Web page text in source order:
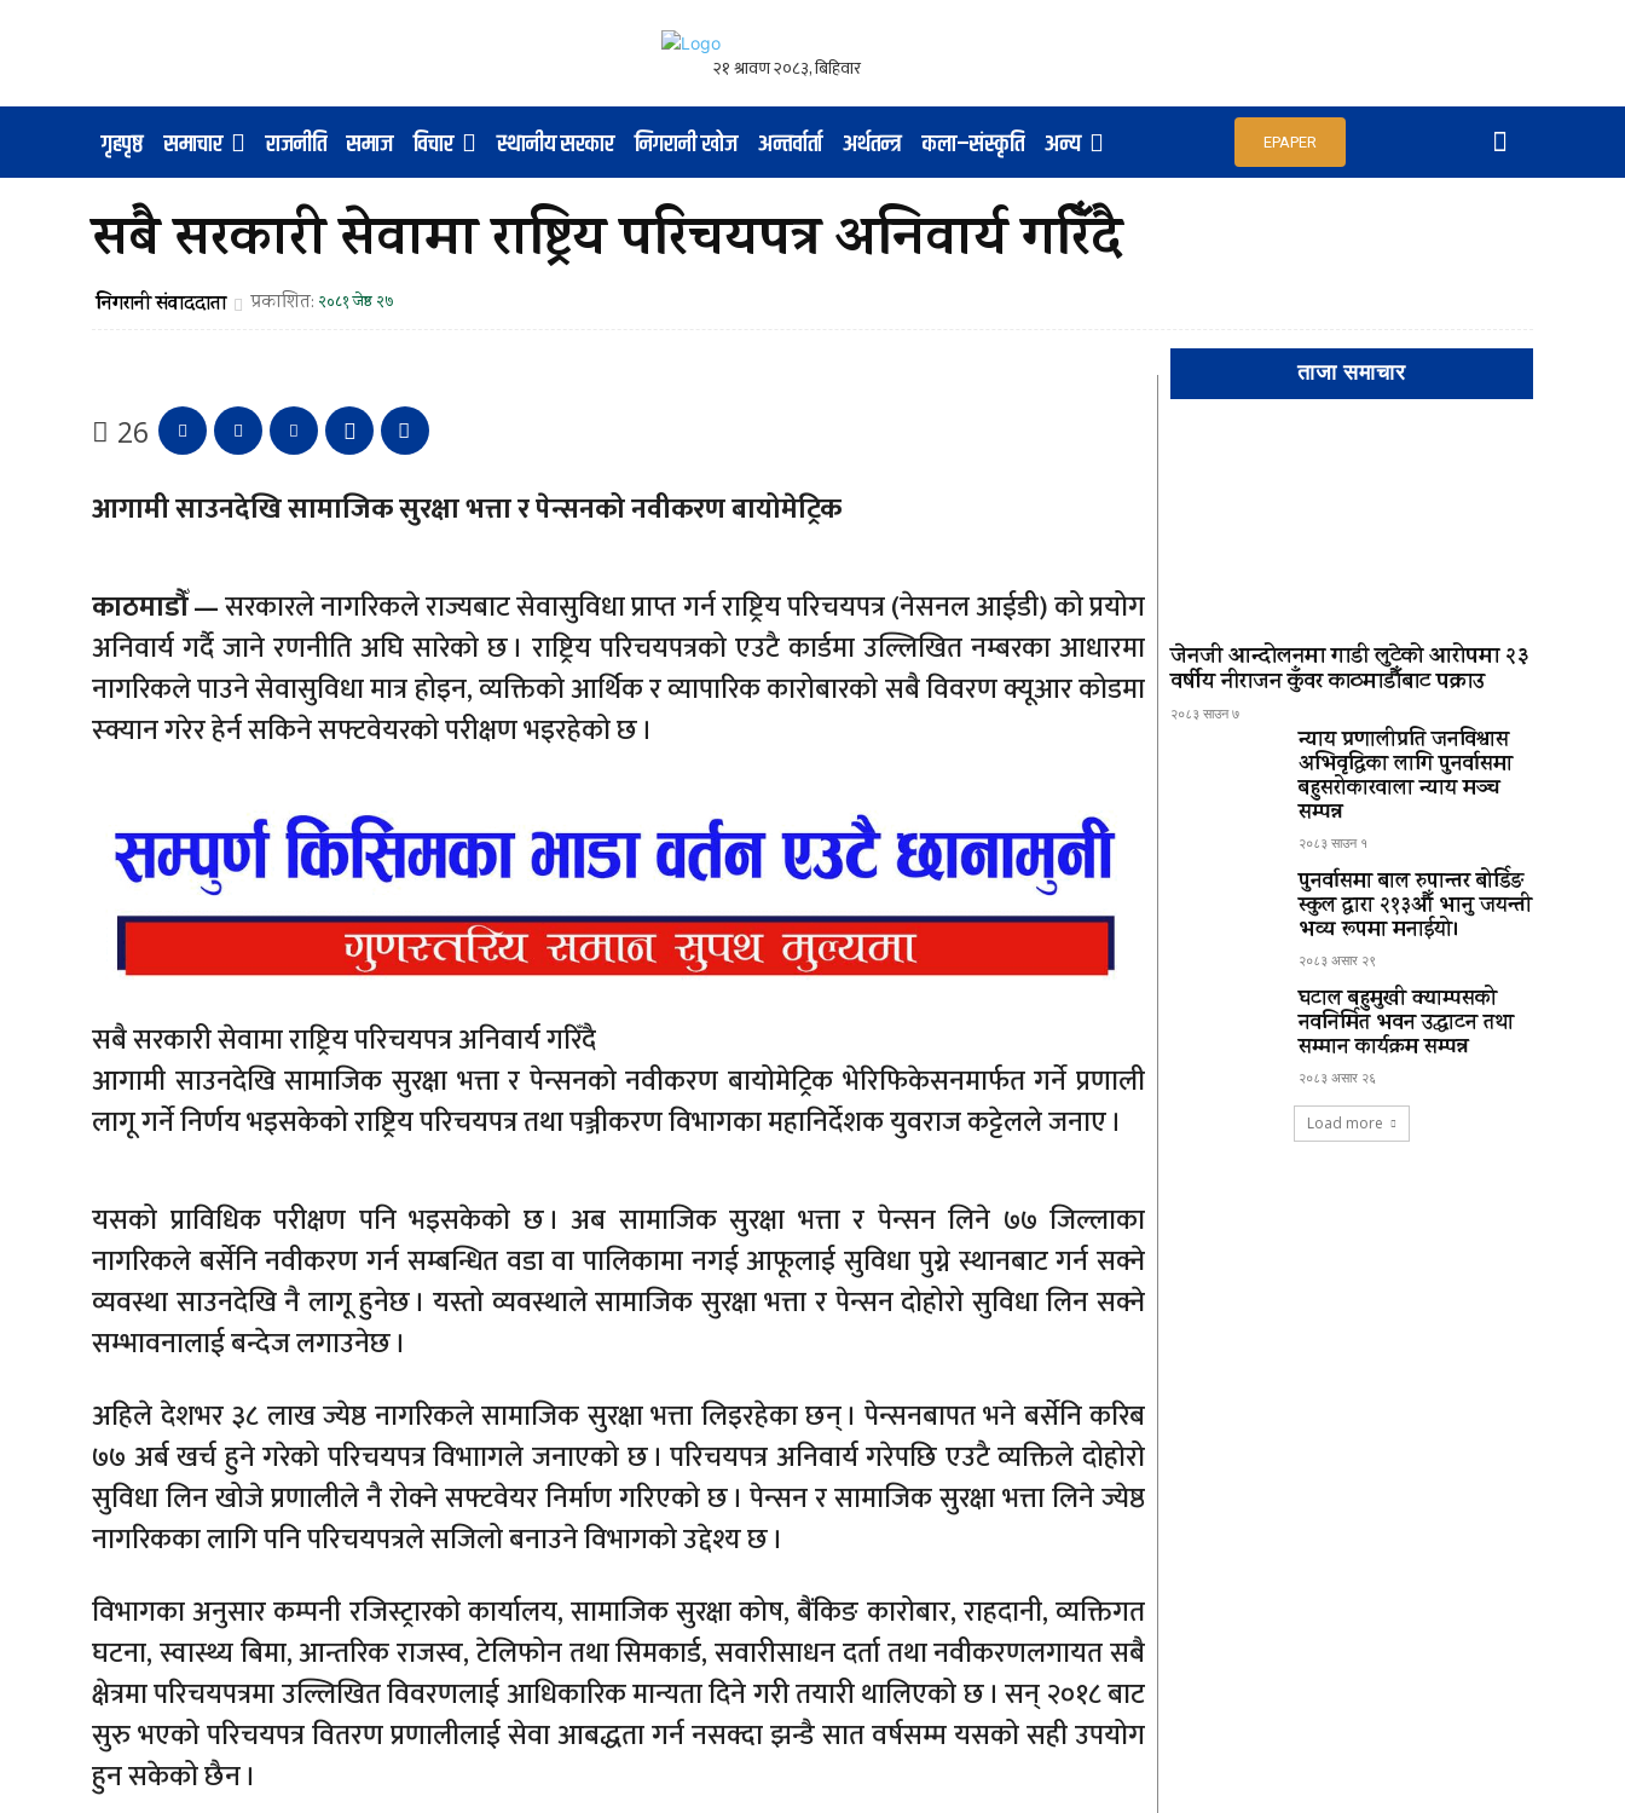
गृहपृष्ठ समाचार राजनीति समाज विचार स्थानीय सरकार निगरानी खोज अन्तर्वार्ता अर्थतन्त्र कला–संस्कृति अन्य EPAPER
सबै सरकारी सेवामा राष्ट्रिय परिचयपत्र अनिवार्य गरिँदै
निगरानी संवाददाता प्रकाशित: २०८१ जेष्ठ २७
26
आगामी साउनदेखि सामाजिक सुरक्षा भत्ता र पेन्सनको नवीकरण बायोमेट्रिक
काठमाडौँ —सरकारले नागरिकले राज्यबाट सेवासुविधा प्राप्त गर्न राष्ट्रिय परिचयपत्र (नेसनल आईडी) को प्रयोग
अनिवार्य गर्दै जाने रणनीति अघि सारेको छ । राष्ट्रिय परिचयपत्रको एउटै कार्डमा उल्लिखित नम्बरका आधारमा
नागरिकले पाउने सेवासुविधा मात्र होइन, व्यक्तिको आर्थिक र व्यापारिक कारोबारको सबै विवरण क्यूआर कोडमा
स्क्यान गरेर हेर्न सकिने सफ्टवेयरको परीक्षण भइरहेको छ ।
सबै सरकारी सेवामा राष्ट्रिय परिचयपत्र अनिवार्य गरिँदै
आगामी साउनदेखि सामाजिक सुरक्षा भत्ता र पेन्सनको नवीकरण बायोमेट्रिक भेरिफिकेसनमार्फत गर्ने प्रणाली
लागू गर्ने निर्णय भइसकेको राष्ट्रिय परिचयपत्र तथा पञ्जीकरण विभागका महानिर्देशक युवराज कट्टेलले जनाए ।
यसको प्राविधिक परीक्षण पनि भइसकेको छ । अब सामाजिक सुरक्षा भत्ता र पेन्सन लिने ७७ जिल्लाका
नागरिकले बर्सेनि नवीकरण गर्न सम्बन्धित वडा वा पालिकामा नगई आफूलाई सुविधा पुग्ने स्थानबाट गर्न सक्ने
व्यवस्था साउनदेखि नै लागू हुनेछ । यस्तो व्यवस्थाले सामाजिक सुरक्षा भत्ता र पेन्सन दोहोरो सुविधा लिन सक्ने
सम्भावनालाई बन्देज लगाउनेछ ।
अहिले देशभर ३८ लाख ज्येष्ठ नागरिकले सामाजिक सुरक्षा भत्ता लिइरहेका छन् । पेन्सनबापत भने बर्सेनि करिब
७७ अर्ब खर्च हुने गरेको परिचयपत्र विभाागले जनाएको छ । परिचयपत्र अनिवार्य गरेपछि एउटै व्यक्तिले दोहोरो
सुविधा लिन खोजे प्रणालीले नै रोक्ने सफ्टवेयर निर्माण गरिएको छ । पेन्सन र सामाजिक सुरक्षा भत्ता लिने ज्येष्ठ
नागरिकका लागि पनि परिचयपत्रले सजिलो बनाउने विभागको उद्देश्य छ ।
विभागका अनुसार कम्पनी रजिस्ट्रारको कार्यालय, सामाजिक सुरक्षा कोष, बैंकिङ कारोबार, राहदानी, व्यक्तिगत
घटना, स्वास्थ्य बिमा, आन्तरिक राजस्व, टेलिफोन तथा सिमकार्ड, सवारीसाधन दर्ता तथा नवीकरणलगायत सबै
क्षेत्रमा परिचयपत्रमा उल्लिखित विवरणलाई आधिकारिक मान्यता दिने गरी तयारी थालिएको छ । सन् २०१८ बाट
सुरु भएको परिचयपत्र वितरण प्रणालीलाई सेवा आबद्धता गर्न नसक्दा झन्डै सात वर्षसम्म यसको सही उपयोग
हुन सकेको छैन ।
ताजा समाचार
जेनजी आन्दोलनमा गाडी लुटेको आरोपमा २३
वर्षीय नीराजन कुँवर काठमाडौँबाट पक्राउ
२०८३ साउन ७
न्याय प्रणालीप्रति जनविश्वास
अभिवृद्धिका लागि पुनर्वासमा
बहुसरोकारवाला न्याय मञ्च
सम्पन्न
२०८३ साउन १
पुनर्वासमा बाल रुपान्तर बोर्डिङ
स्कुल द्धारा २१३औँ भानु जयन्ती
भव्य रूपमा मनाईयो।
२०८३ असार २९
घटाल बहुमुखी क्याम्पसको
नवनिर्मित भवन उद्घाटन तथा
सम्मान कार्यक्रम सम्पन्न
२०८३ असार २६
Load more